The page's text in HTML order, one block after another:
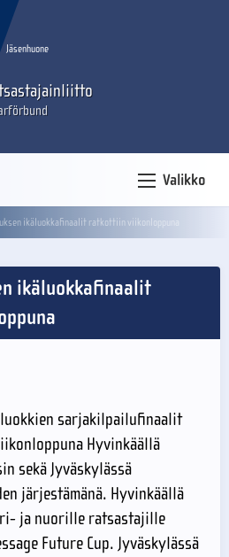
Jäsenhuone
Valikko
ikäluokkafinaalit ratkottiin viikonloppuna
ikäluokkafinaalit
sarjakilpailufinaalit
Hyvinkäällä
sekä Jyväskylässä
järjestämänä. Hyvinkäällä
ja nuorille ratsastajille
Future Cup. Jyväskylässä